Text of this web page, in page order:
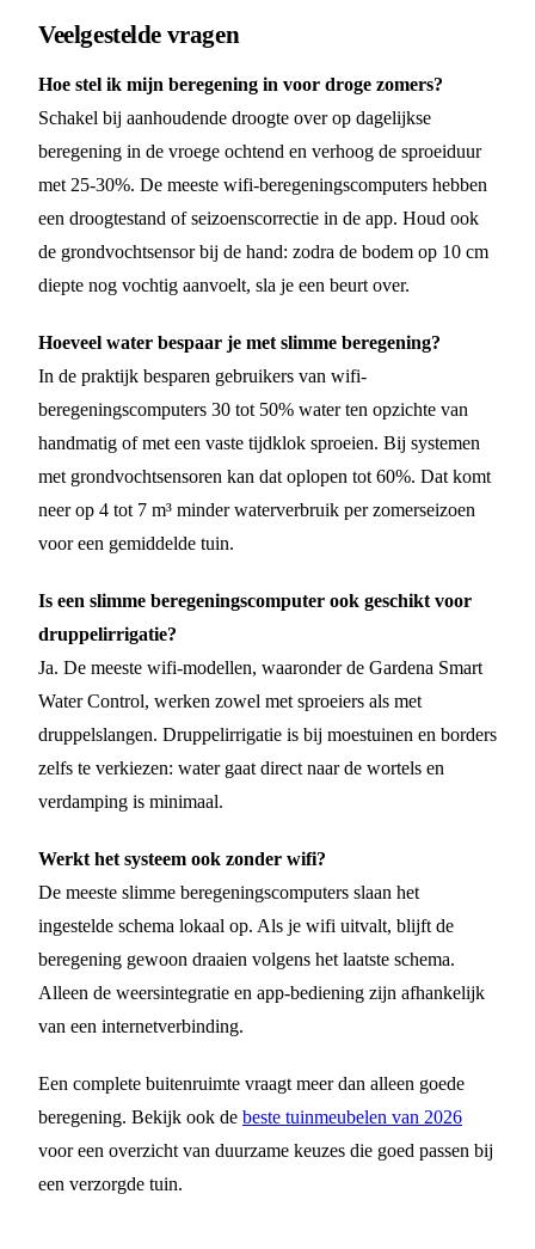
Veelgestelde vragen
Hoe stel ik mijn beregening in voor droge zomers?
Schakel bij aanhoudende droogte over op dagelijkse
beregening in de vroege ochtend en verhoog de sproeiduur
met 25-30%. De meeste wifi-beregeningscomputers hebben
een droogtestand of seizoenscorrectie in de app. Houd ook
de grondvochtsensor bij de hand: zodra de bodem op 10 cm
diepte nog vochtig aanvoelt, sla je een beurt over.
Hoeveel water bespaar je met slimme beregening?
In de praktijk besparen gebruikers van wifi-
beregeningscomputers 30 tot 50% water ten opzichte van
handmatig of met een vaste tijdklok sproeien. Bij systemen
met grondvochtsensoren kan dat oplopen tot 60%. Dat komt
neer op 4 tot 7 m³ minder waterverbruik per zomerseizoen
voor een gemiddelde tuin.
Is een slimme beregeningscomputer ook geschikt voor
druppelirrigatie?
Ja. De meeste wifi-modellen, waaronder de Gardena Smart
Water Control, werken zowel met sproeiers als met
druppelslangen. Druppelirrigatie is bij moestuinen en borders
zelfs te verkiezen: water gaat direct naar de wortels en
verdamping is minimaal.
Werkt het systeem ook zonder wifi?
De meeste slimme beregeningscomputers slaan het
ingestelde schema lokaal op. Als je wifi uitvalt, blijft de
beregening gewoon draaien volgens het laatste schema.
Alleen de weersintegratie en app-bediening zijn afhankelijk
van een internetverbinding.
Een complete buitenruimte vraagt meer dan alleen goede
beregening. Bekijk ook de beste tuinmeubelen van 2026
voor een overzicht van duurzame keuzes die goed passen bij
een verzorgde tuin.